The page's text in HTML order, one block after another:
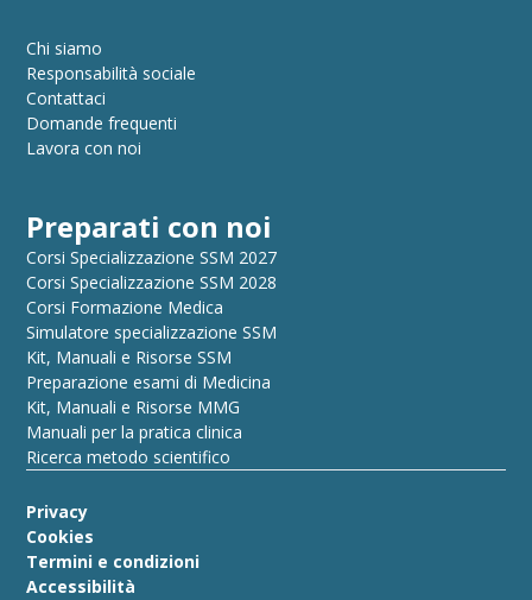
Chi siamo
Responsabilità sociale
Contattaci
Domande frequenti
Lavora con noi
Preparati con noi
Corsi Specializzazione SSM 2027
Corsi Specializzazione SSM 2028
Corsi Formazione Medica
Simulatore specializzazione SSM
Kit, Manuali e Risorse SSM
Preparazione esami di Medicina
Kit, Manuali e Risorse MMG
Manuali per la pratica clinica
Ricerca metodo scientifico
Privacy
Cookies
Termini e condizioni
Accessibilità